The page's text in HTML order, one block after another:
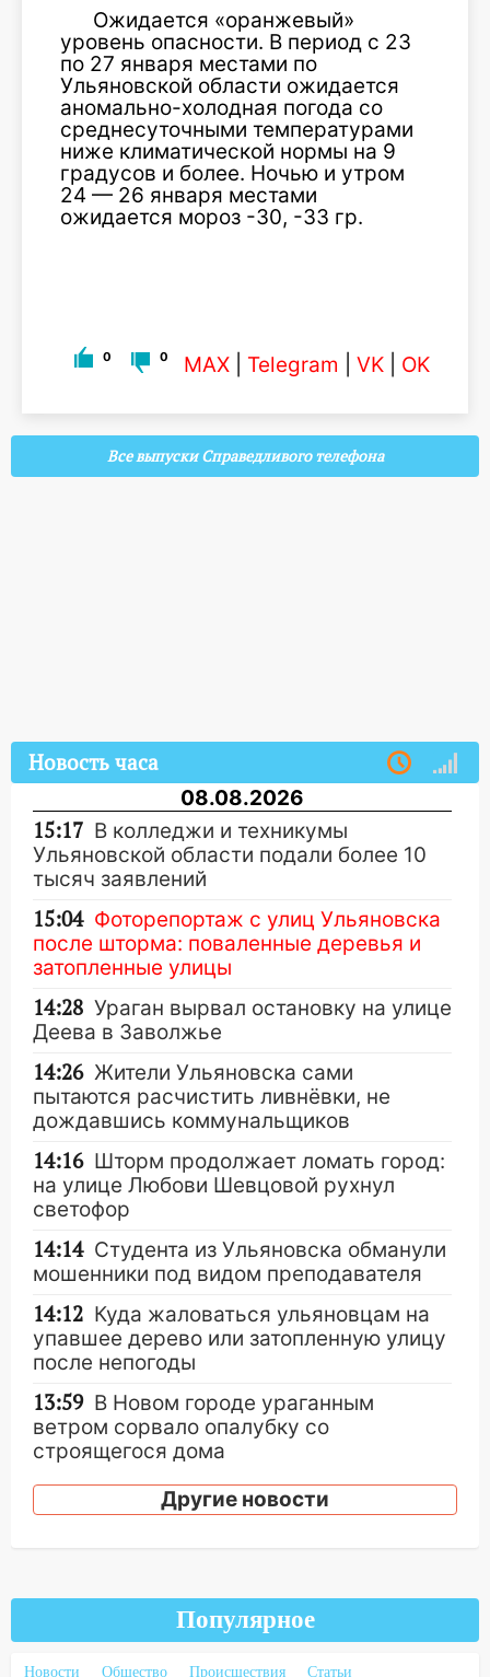
Ожидается «оранжевый»
уровень опасности. В период с 23
по 27 января местами по
Ульяновской области ожидается
аномально-холодная погода со
среднесуточными температурами
ниже климатической нормы на 9
градусов и более. Ночью и утром
24 — 26 января местами
ожидается мороз -30, -33 гр.
0 0 MAX Telegram VK OK
Все выпуски Справедливого телефона
Новость часа
08.08.2026
15:17 В колледжи и техникумы
Ульяновской области подали более 10
тысяч заявлений
15:04 Фоторепортаж с улиц Ульяновска
после шторма: поваленные деревья и
затопленные улицы
14:28 Ураган вырвал остановку на улице
Деева в Заволжье
14:26 Жители Ульяновска сами
пытаются расчистить ливнёвки, не
дождавшись коммунальщиков
14:16 Шторм продолжает ломать город:
на улице Любови Шевцовой рухнул
светофор
14:14 Студента из Ульяновска обманули
мошенники под видом преподавателя
14:12 Куда жаловаться ульяновцам на
упавшее дерево или затопленную улицу
после непогоды
13:59 В Новом городе ураганным
ветром сорвало опалубку со
строящегося дома
13:54 В мэрии Ульяновска рассказали,
как устраняют последствия мощного
Ульяновск: дерево рухнуло на дом на
Орджоникидзе
13:47 На Нижней Террасе мощным
Другие новости
Популярное
Новости Общество Происшествия Статьи